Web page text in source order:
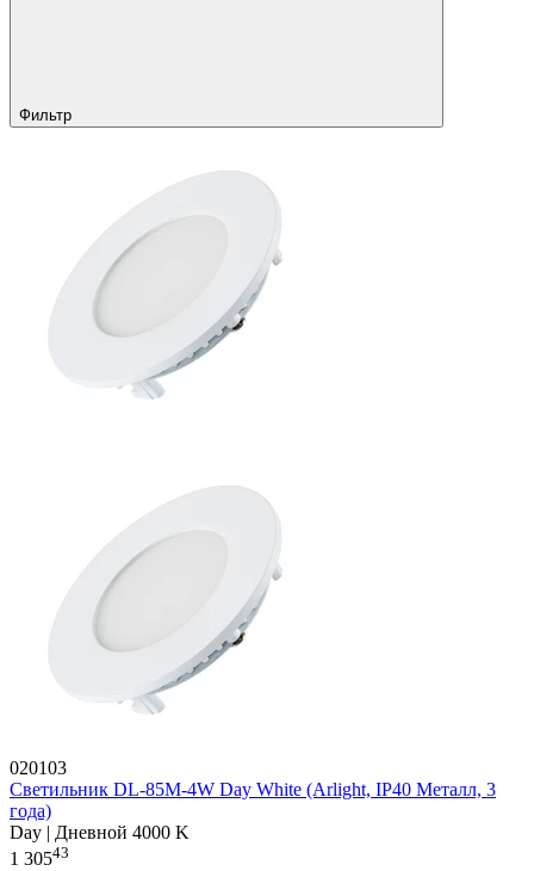
Фильтр
020103
Светильник DL-85M-4W Day White (Arlight, IP40 Металл, 3
года)
Day | Дневной 4000 K
1 30543